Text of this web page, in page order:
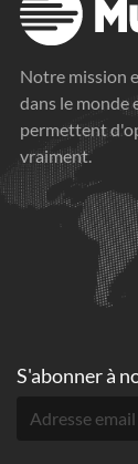
Notre mission
dans le monde
permettent
vraiment.
S'abonner à